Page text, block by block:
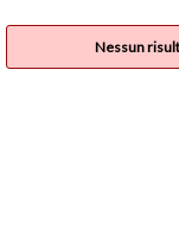
Nessun